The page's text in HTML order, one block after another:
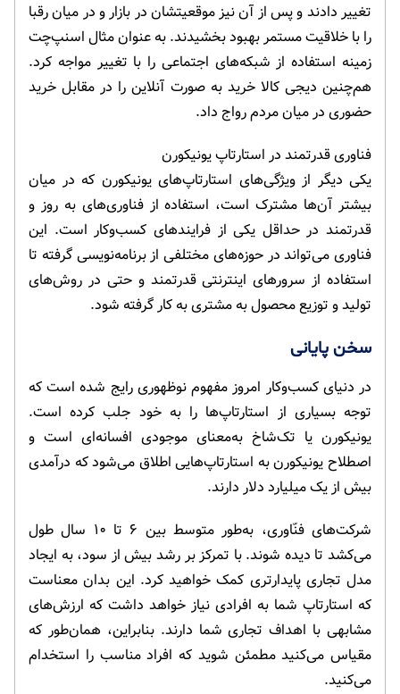
تغییر دادند و پس از آن نیز موقعیتشان در بازار و در میان رقبا
را با خلاقیت مستمر بهبود بخشیدند. به عنوان مثال اسنپ‌چت
زمینه استفاده از شبکه‌های اجتماعی را با تغییر مواجه کرد.
هم‌چنین دیجی کالا خرید به صورت آنلاین را در مقابل خرید
حضوری در میان مردم رواج داد.
فناوری قدرتمند در استارتاپ یونیکورن
یکی دیگر از ویژگی‌های استارتاپ‌های یونیکورن که در میان
بیشتر آن‌ها مشترک است، استفاده از فناوری‌های به روز و
قدرتمند در حداقل یکی از فرایندهای کسب‌وکار است. این
فناوری می‌تواند در حوزه‌های مختلفی از برنامه‌نویسی گرفته تا
استفاده از سرورهای اینترنتی قدرتمند و حتی در روش‌های
تولید و توزیع محصول به مشتری به کار گرفته شود.
سخن پایانی
در دنیای کسب‌وکار امروز مفهوم نوظهوری رایج شده است که
توجه بسیاری از استارتاپ‌ها را به خود جلب کرده است.
یونیکورن یا تک‌‌شاخ به‌معنای موجودی افسانه‌ای است و
اصطلاح یونیکورن به استارتاپ‌هایی اطلاق می‌شود که درآمدی
بیش از یک میلیارد دلار دارند.
شرکت‌های فنّاوری، به‌طور متوسط بین ۶ تا ۱۰ سال طول
می‌کشد تا دیده شوند. با تمرکز بر رشد بیش از سود، به ایجاد
مدل تجاری پایدارتری کمک خواهید کرد. این بدان معناست
که استارتاپ شما به افرادی نیاز خواهد داشت که ارزش‌های
مشابهی با اهداف تجاری شما دارند. بنابراین، همان‌طور که
مقیاس می‌کنید مطمئن شوید که افراد مناسب را استخدام
می‌کنید.